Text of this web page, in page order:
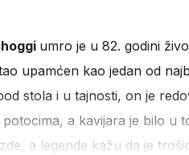
umro je u 82. godini
upamćen kao jedan od
stola i u tajnosti, on je
a kavijara je bilo u
a legende kažu da je